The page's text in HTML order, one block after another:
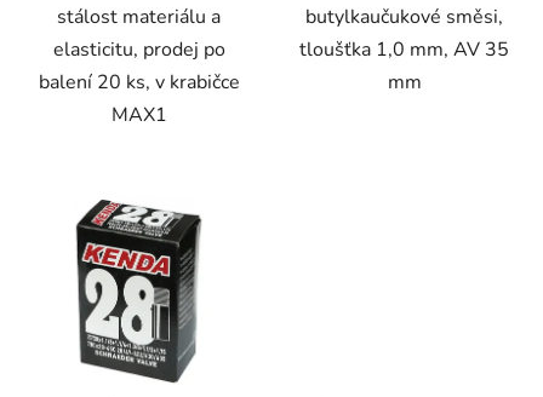
stálost materiálu a
elasticitu, prodej po
balení 20 ks, v krabičce
MAX1
butylkaučukové směsi,
tloušťka 1,0 mm, AV 35
mm